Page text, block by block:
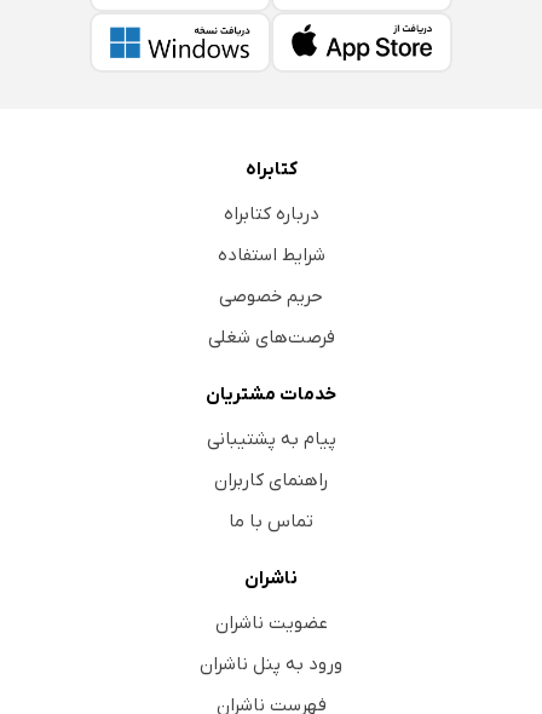
کتابراه
درباره کتابراه
شرایط استفاده
حریم خصوصی
فرصت‌های شغلی
خدمات مشتریان
پیام به پشتیبانی
راهنمای کاربران
تماس با ما
ناشران
عضویت ناشران
ورود به پنل ناشران
فهرست ناشران